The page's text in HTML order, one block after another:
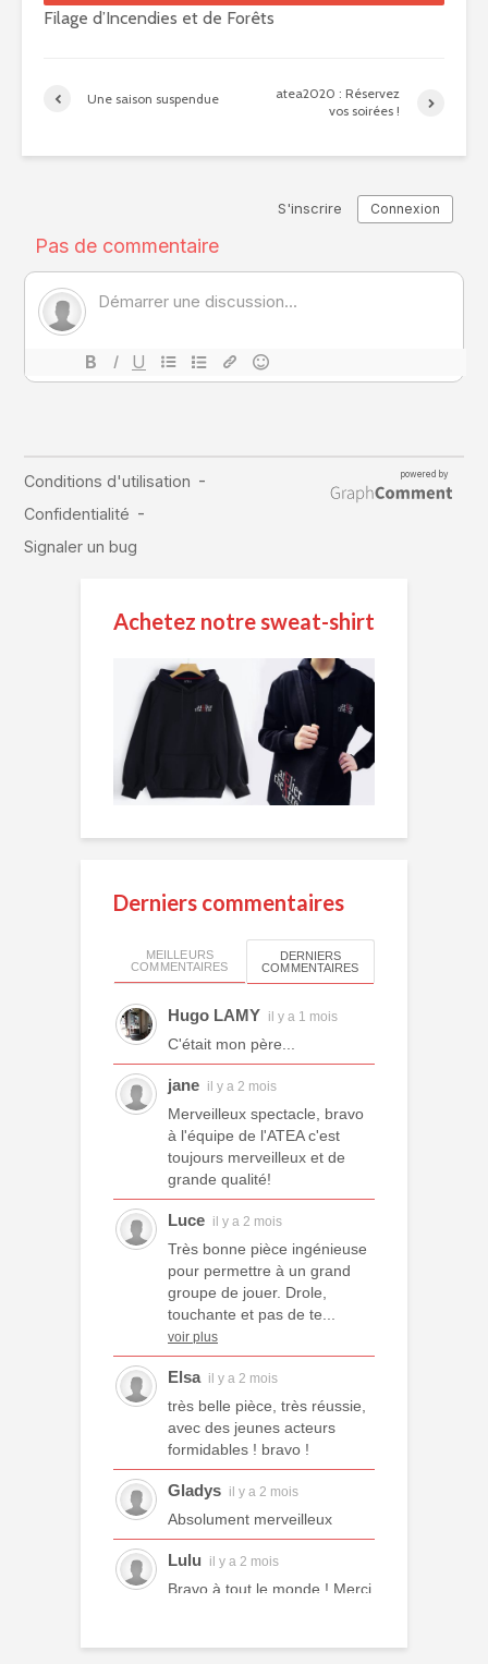
Filage d’Incendies et de Forêts
Une saison suspendue
atea2020 : Réservez
vos soirées !
Achetez notre sweat-shirt
Derniers commentaires
MEILLEURS
COMMENTAIRES
DERNIERS
COMMENTAIRES
Hugo LAMY il y a 1 mois
C'était mon père...
jane il y a 2 mois
Merveilleux spectacle, bravo
à l'équipe de l'ATEA c'est
toujours merveilleux et de
grande qualité!
Luce il y a 2 mois
Très bonne pièce ingénieuse
pour permettre à un grand
groupe de jouer. Drole,
touchante et pas de te...
voir plus
Elsa il y a 2 mois
très belle pièce, très réussie,
avec des jeunes acteurs
formidables ! bravo !
Gladys il y a 2 mois
Absolument merveilleux
Lulu il y a 2 mois
Bravo à tout le monde ! Merci